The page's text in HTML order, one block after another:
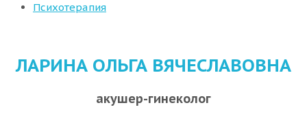
Психотерапия
ЛАРИНА ОЛЬГА ВЯЧЕСЛАВОВНА
акушер-гинеколог